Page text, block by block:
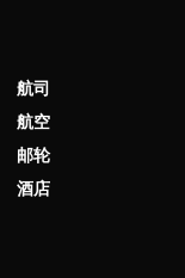
航司
航空
邮轮
酒店